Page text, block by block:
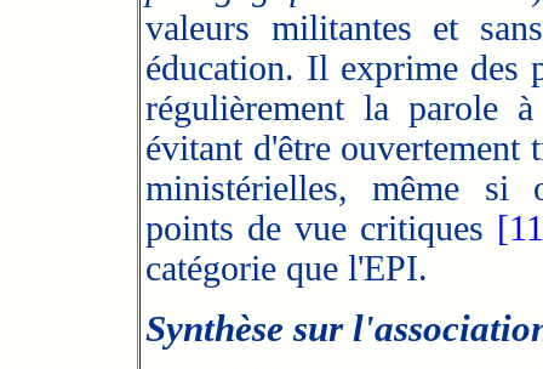
valeurs militantes et
éducation. Il exprime des
régulièrement la parole
évitant d'être ouvertement
ministérielles, même si
points de vue critiques
catégorie que l'EPI.
Synthèse sur